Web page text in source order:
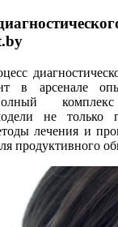
в арсенале
не только
лечения и
продуктивного